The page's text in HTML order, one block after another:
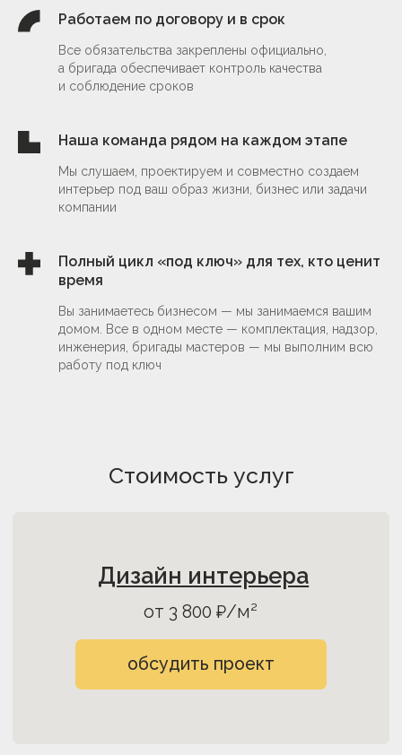
Работаем по договору и в срок
Все обязательства закреплены официально,
а бригада обеспечивает контроль качества
и соблюдение сроков
Наша команда рядом на каждом этапе
Мы слушаем, проектируем и совместно создаем
интерьер под ваш образ жизни, бизнес или задачи
компании
Полный цикл «под ключ» для тех, кто ценит
время
Вы занимаетесь бизнесом — мы занимаемся вашим
домом. Все в одном месте — комплектация, надзор,
инженерия, бригады мастеров — мы выполним всю
работу под ключ
Стоимость услуг
Планировочные решения
Архитектура
и благоустройство
от 600 ₽/м²
обсудить проект
обсудить проект
от 20 000₽ за проект